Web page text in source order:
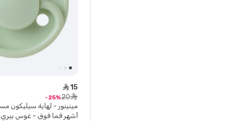
أشهر فما فوق - غوس بيري
ê 15
ê
20
25